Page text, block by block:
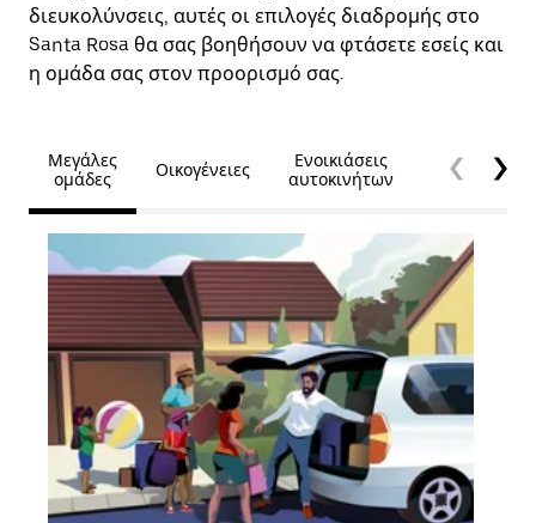
διευκολύνσεις, αυτές οι επιλογές διαδρομής στο
Santa Rosa θα σας βοηθήσουν να φτάσετε εσείς και
η ομάδα σας στον προορισμό σας.
Μεγάλες
ομάδες
Οικογένειες
Ενοικιάσεις
αυτοκινήτων